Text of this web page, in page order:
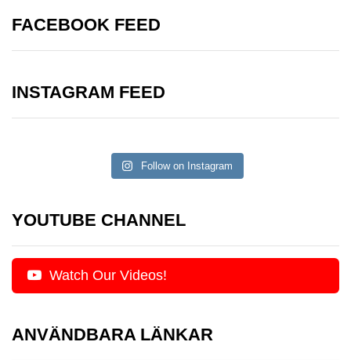
FACEBOOK FEED
INSTAGRAM FEED
Follow on Instagram
YOUTUBE CHANNEL
Watch Our Videos!
ANVÄNDBARA LÄNKAR